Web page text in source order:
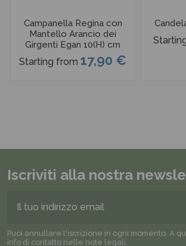
Campanella Regina con
Mantello Arancio dei
Girgenti Egan 10(H) cm
Starting from 17,90 €
Iscriviti alla nostra
Puoi annullare l'iscrizione in ogni momento. A
info di contatto nelle note legali.